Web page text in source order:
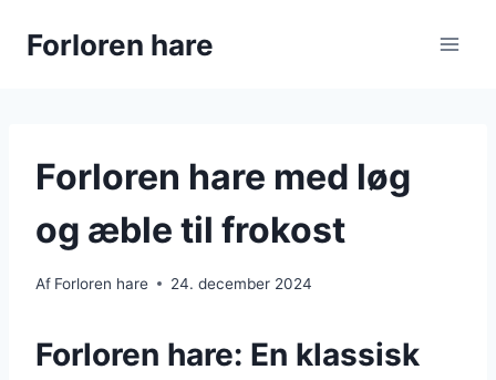
Forloren hare
Forloren hare med løg
og æble til frokost
Af Forloren hare 24. december 2024
Forloren hare: En klassisk